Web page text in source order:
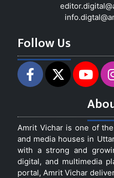
Follow Us
Amrit Vichar is one of
and media houses in
with a strong and
digital, and multimedia
portal, Amrit Vichar